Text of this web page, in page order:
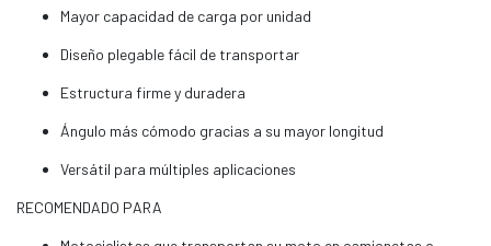
Mayor capacidad de carga por unidad
Diseño plegable fácil de transportar
Estructura firme y duradera
Ángulo más cómodo gracias a su mayor longitud
Versátil para múltiples aplicaciones
RECOMENDADO PARA